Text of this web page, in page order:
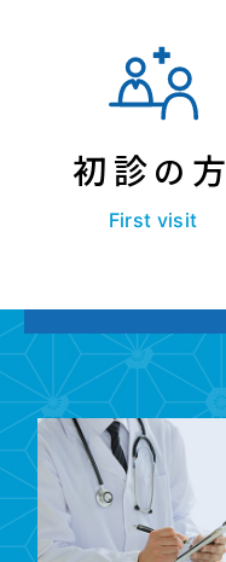
初診の 方
First visit